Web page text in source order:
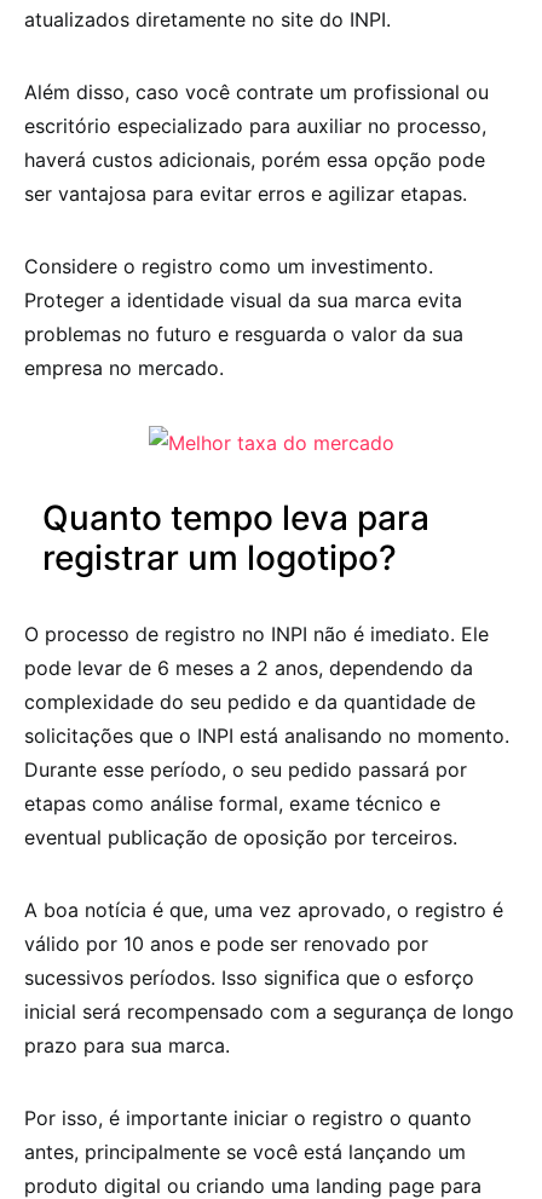
atualizados diretamente no site do INPI.
Além disso, caso você contrate um profissional ou
escritório especializado para auxiliar no processo,
haverá custos adicionais, porém essa opção pode
ser vantajosa para evitar erros e agilizar etapas.
Considere o registro como um investimento.
Proteger a identidade visual da sua marca evita
problemas no futuro e resguarda o valor da sua
empresa no mercado.
Quanto tempo leva para
registrar um logotipo?
O processo de registro no INPI não é imediato. Ele
pode levar de 6 meses a 2 anos, dependendo da
complexidade do seu pedido e da quantidade de
solicitações que o INPI está analisando no momento.
Durante esse período, o seu pedido passará por
etapas como análise formal, exame técnico e
eventual publicação de oposição por terceiros.
A boa notícia é que, uma vez aprovado, o registro é
válido por 10 anos e pode ser renovado por
sucessivos períodos. Isso significa que o esforço
inicial será recompensado com a segurança de longo
prazo para sua marca.
Por isso, é importante iniciar o registro o quanto
antes, principalmente se você está lançando um
produto digital ou criando uma landing page para